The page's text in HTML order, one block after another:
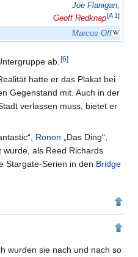
Joe Flanigan,
Geoff Redknap[A 1]
Marcus Off
ab.[6]
hatte er das Plakat bei
Gegenstand mit. Auch in der
verlassen muss, bietet er
Ronon „Das Ding“,
als Reed Richards
Stargate-Serien in den Bridge
wurden sie nach und nach so